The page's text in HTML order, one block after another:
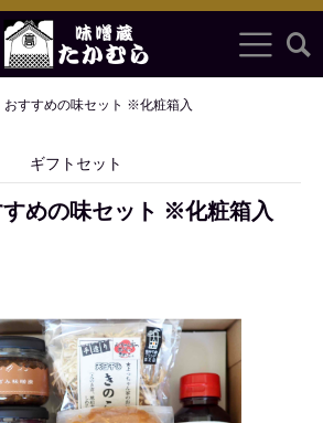
おすすめの味セット ※化粧箱入
ギフトセット
すめの味セット ※化粧箱入